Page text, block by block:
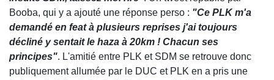
Booba, qui y a ajouté une réponse perso : "Ce PLK m'a
demandé en feat à plusieurs reprises j'ai toujours
décliné y sentait le haza à 20km ! Chacun ses
principes". L'amitié entre PLK et SDM se retrouve donc
publiquement allumée par le DUC et PLK en a pris une